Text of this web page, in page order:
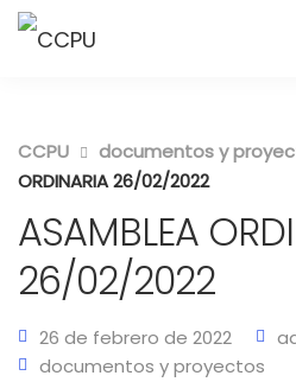
CCPU documentos y
ORDINARIA 26/02/2022
ASAMBLEA
26/02/2022
26 de febrero de 2022
documentos y proyectos